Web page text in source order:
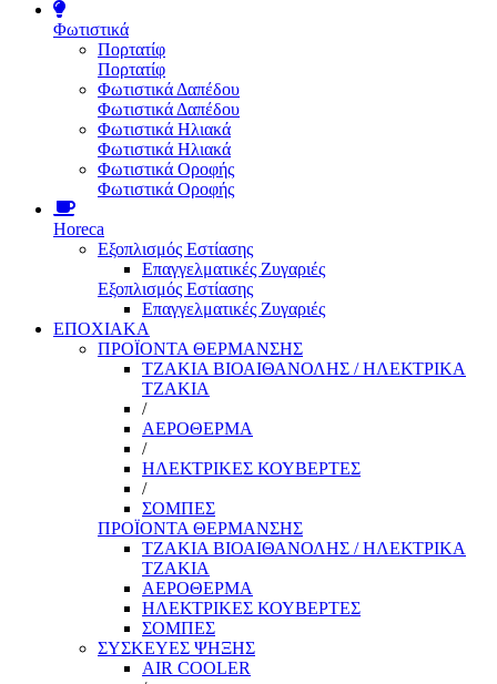
Φωτιστικά
Πορτατίφ
Πορτατίφ
Φωτιστικά Δαπέδου
Φωτιστικά Δαπέδου
Φωτιστικά Ηλιακά
Φωτιστικά Ηλιακά
Φωτιστικά Οροφής
Φωτιστικά Οροφής
Horeca
Εξοπλισμός Εστίασης
Επαγγελματικές Ζυγαριές
Εξοπλισμός Εστίασης
Επαγγελματικές Ζυγαριές
ΕΠΟΧΙΑΚΑ
ΠΡΟΪΟΝΤΑ ΘΕΡΜΑΝΣΗΣ
ΤΖΑΚΙΑ ΒΙΟΑΙΘΑΝΟΛΗΣ / ΗΛΕΚΤΡΙΚΑ
ΤΖΑΚΙΑ
/
ΑΕΡΟΘΕΡΜΑ
/
ΗΛΕΚΤΡΙΚΕΣ ΚΟΥΒΕΡΤΕΣ
/
ΣΟΜΠΕΣ
ΠΡΟΪΟΝΤΑ ΘΕΡΜΑΝΣΗΣ
ΤΖΑΚΙΑ ΒΙΟΑΙΘΑΝΟΛΗΣ / ΗΛΕΚΤΡΙΚΑ
ΤΖΑΚΙΑ
ΑΕΡΟΘΕΡΜΑ
ΗΛΕΚΤΡΙΚΕΣ ΚΟΥΒΕΡΤΕΣ
ΣΟΜΠΕΣ
ΣΥΣΚΕΥΕΣ ΨΗΞΗΣ
AIR COOLER